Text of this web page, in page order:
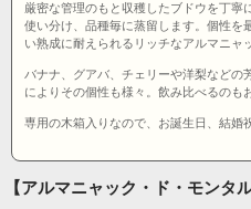
厳密な管理のもと収穫したブドウを丁寧
使い分け、品種毎に蒸留します。個性を
い熟成に耐えられるリッチなアルマニャ
バナナ、グアバ、チェリーや洋梨などの
によりその個性も様々。飲み比べるのも
専用の木箱入りなので、お誕生日、結婚
【アルマニャック・ド・モンタル